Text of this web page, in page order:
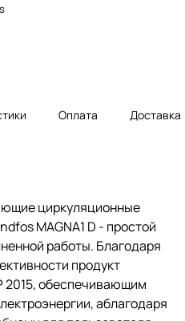
Оплата Доставка
циркуляционные
MAGNA1 D - простой
работы. Благодаря
продукт
2015, обеспечивающим
аблагодаря